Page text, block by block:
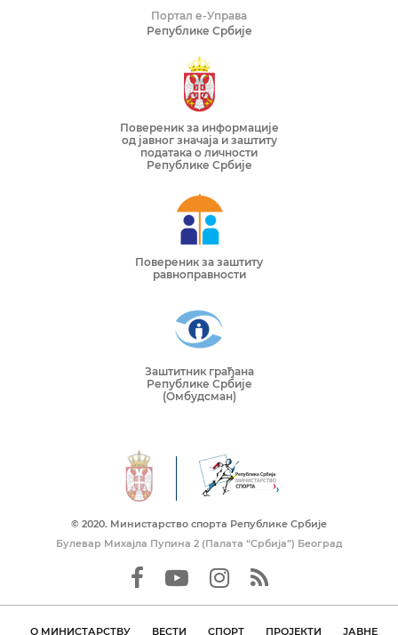
Портал е-Управа
Републике Србије
Повереник за информације
од јавног значаја и заштиту
података о личности
Републике Србије
Повереник за заштиту
равноправности
Заштитник грађана
Републике Србије
(Омбудсман)
© 2020. Mинистарство спорта Републике Србије
Булевар Михајла Пупина 2 (Палата “Србија”) Београд
О МИНИСТАРСТВУ ВЕСТИ СПОРТ ПРОЈЕКТИ ЈАВНЕ